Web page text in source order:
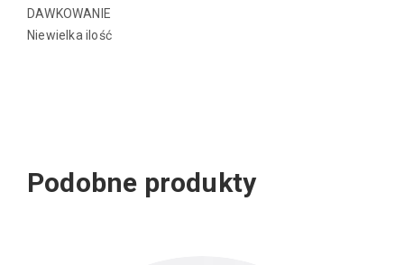
DAWKOWANIE
Niewielka ilość
Podobne produkty